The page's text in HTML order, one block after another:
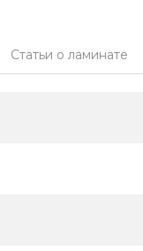
Статьи о ламинате